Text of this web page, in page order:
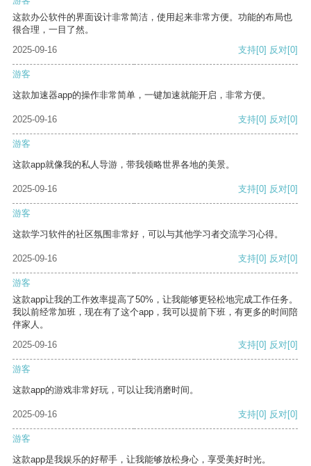
这款办公软件的界面设计非常简洁，使用起来非常方便。功能的布局也
很合理，一目了然。
2025-09-16
支持[0] 反对[0]
游客
这款加速器app的操作非常简单，一键加速就能开启，非常方便。
2025-09-16 支持[0] 反对[0]
游客
这款app就像我的私人导游，带我领略世界各地的美景。
2025-09-16 支持[0] 反对[0]
游客
这款学习软件的社区氛围非常好，可以与其他学习者交流学习心得。
2025-09-16 支持[0] 反对[0]
游客
这款app让我的工作效率提高了50%，让我能够更轻松地完成工作任务。
我以前经常加班，现在有了这个app，我可以提前下班，有更多的时间陪
伴家人。
2025-09-16
支持[0] 反对[0]
游客
这款app的游戏非常好玩，可以让我消磨时间。
2025-09-16 支持[0] 反对[0]
游客
这款app是我娱乐的好帮手，让我能够放松身心，享受美好时光。